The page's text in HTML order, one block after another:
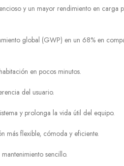
y un mayor rendimiento en carga
global (GWP) en un 68% en
en pocos minutos.
del usuario.
y prolonga la vida útil del equipo.
más flexible, cómoda y eficiente.
sencillo.